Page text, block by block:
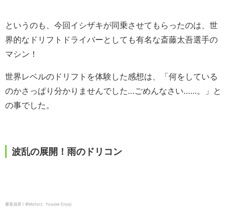
というのも、今回イシザキが同乗させてもらったのは、世
界的なドリフトドライバーとしても有名な斎藤太吾選手の
マシン！
世界レベルのドリフトを体験した感想は、「何をしている
のかさっぱり分かりませんでした…ごめんなさい……。」と
の事でした。
波乱の展開！雨のドリコン
審査員席 / ©️Motorz Yusuke Enjoji